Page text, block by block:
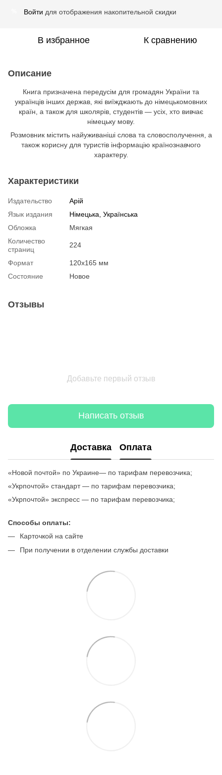
Войти для отображения накопительной скидки
В избранное К сравнению
Описание
Книга призначена передусім для громадян України та
українців інших держав, які виїжджають до німецькомовних
країн, а також для школярів, студентів — усіх, хто вивчає
німецьку мову.
Розмовник містить найуживаніші слова та словосполучення, а
також корисну для туристів інформацію країнознавчого
характеру.
Характеристики
Издательство
Арій
Язык издания
Німецька, Українська
Обложка
Мягкая
Количество
страниц
224
Формат
120х165 мм
Состояние
Новое
Отзывы
Добавьте первый отзыв
Написать отзыв
Доставка Оплата
«Новой почтой» по Украине— по тарифам перевозчика;
«Укрпочтой» стандарт — по тарифам перевозчика;
«Укрпочтой» экспресс — по тарифам перевозчика;
Способы оплаты:
Карточкой на сайте
При получении в отделении службы доставки